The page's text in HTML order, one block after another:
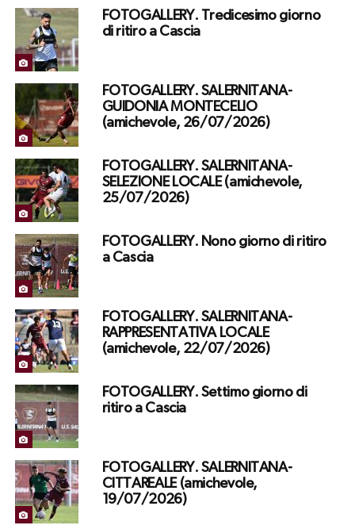
FOTOGALLERY. Tredicesimo giorno
di ritiro a Cascia
FOTOGALLERY. SALERNITANA-
GUIDONIA MONTECELIO
(amichevole, 26/07/2026)
FOTOGALLERY. SALERNITANA-
SELEZIONE LOCALE (amichevole,
25/07/2026)
FOTOGALLERY. Nono giorno di ritiro
a Cascia
FOTOGALLERY. SALERNITANA-
RAPPRESENTATIVA LOCALE
(amichevole, 22/07/2026)
FOTOGALLERY. Settimo giorno di
ritiro a Cascia
FOTOGALLERY. SALERNITANA-
CITTAREALE (amichevole,
19/07/2026)